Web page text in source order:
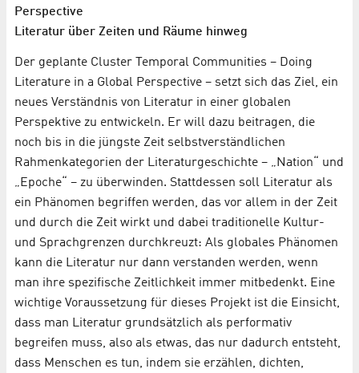
Perspective
Literatur über Zeiten und Räume hinweg
Der geplante Cluster Temporal Communities – Doing
Literature in a Global Perspective – setzt sich das Ziel, ein
neues Verständnis von Literatur in einer globalen
Perspektive zu entwickeln. Er will dazu beitragen, die
noch bis in die jüngste Zeit selbstverständlichen
Rahmenkategorien der Literaturgeschichte – „Nation“ und
„Epoche“ – zu überwinden. Stattdessen soll Literatur als
ein Phänomen begriffen werden, das vor allem in der Zeit
und durch die Zeit wirkt und dabei traditionelle Kultur-
und Sprachgrenzen durchkreuzt: Als globales Phänomen
kann die Literatur nur dann verstanden werden, wenn
man ihre spezifische Zeitlichkeit immer mitbedenkt. Eine
wichtige Voraussetzung für dieses Projekt ist die Einsicht,
dass man Literatur grundsätzlich als performativ
begreifen muss, also als etwas, das nur dadurch entsteht,
dass Menschen es tun, indem sie erzählen, dichten,